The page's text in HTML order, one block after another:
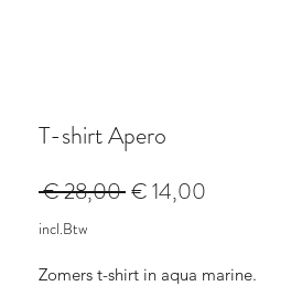
T-shirt Apero
€ 28,00 Normale
€ 14,00
incl.Btw
Zomers t-shirt in aqua marine.